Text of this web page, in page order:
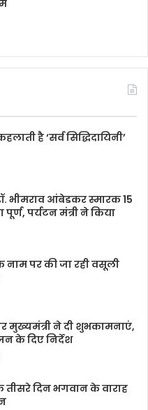
है ‘सर्व सिद्धिदायिनी’
भीमराव आंबेडकर स्मारक 15
पर्यटन मंत्री ने किया
नाम पर की जा रही वसूली
मुख्यमंत्री ने दी शुभकामनाएं,
के दिए निर्देश
दिन भगवान के वाराह